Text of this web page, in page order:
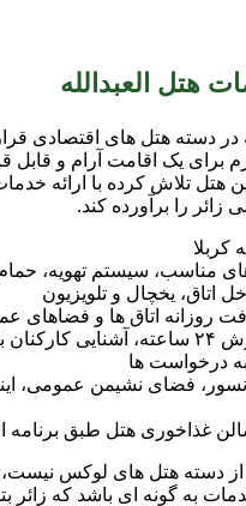
هتل العبدالله
در دسته هتل های اقتصادی
برای یک اقامت آرام و قابل
تلاش کرده با ارائه خدمات
زائر را برآورده کند.
کربلا
مناسب، سیستم تهویه،
اتاق، یخچال و تلویزیون
روزانه اتاق ها و فضاهای
خدمات پذیرش: پذیرش ۲۴ ساعته، آشنایی
درخواست ها
فضای نشیمن عمومی،
غذاخوری هتل طبق برنامه
از دسته هتل های لوکس نیست،
به گونه ای باشد که زائر